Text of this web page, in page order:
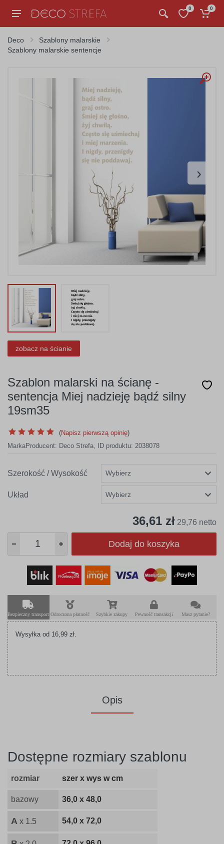
0 0
Deco
Szablony malarskie
Szablony malarskie sentencje
›
zobacz na ścianie
Szablon malarski na ścianę -
sentencja Miej nadzieję bądź silny
19sm35
(Napisz pierwszą opinię)
MarkaProducent: Deco Strefa, ID produktu: 2038078
Szerokość / Wysokość
Układ
36,61 zł 29,76 netto
Dodaj do koszyka
Bezpieczny transport Odroczona płatność Szybkie zakupy Pewność transakcji Masz pytanie?
Wysyłka od 16,99 zł.
Opis
Dostępne rozmiary szablonu
rozmiar szer x wys w cm
bazowy 36,0 x 48,0
A x 1.5 54,0 x 72,0